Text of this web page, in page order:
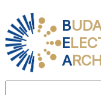
B
E
A